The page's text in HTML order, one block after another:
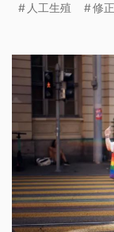
但爭議較大的
人工生殖 修